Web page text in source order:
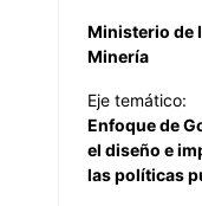
Ministerio de
Minería
Eje temático:
Enfoque de
el diseño e
las políticas